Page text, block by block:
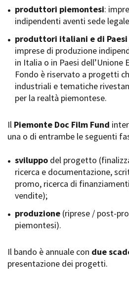
Piemonte Film Tv Fund
Piemonte Film Tv
Development Fund
Piemonte Doc Film Fund
Short Film Fund
PRODUCTION GUIDE
Società di produzione
Strutture di servizio
Attrici-Attori
Beginners
LOCATION GUIDE
FILM DATABASE
BOOK DATABASE
NEWS
CASTING
produttori piemontesi:
indipendenti aventi sede
produttori italiani e di Paesi
imprese di produzione
in Italia o in Paesi dell’Unione
Fondo è riservato a progetti
industriali e tematiche
per la realtà piemontese.
Il Piemonte Doc Film Fund
una o di entrambe le seguenti
sviluppo del progetto
ricerca e documentazione,
promo, ricerca di
vendite);
produzione (riprese / post-
piemontesi).
Il bando è annuale con due
presentazione dei progetti.